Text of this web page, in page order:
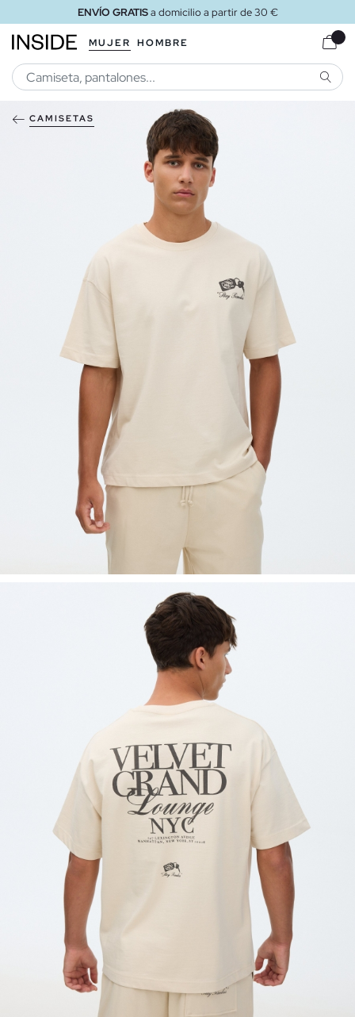
ENVÍO GRATISa domicilio a partir de 30 €
MUJER HOMBRE
CAMISETAS